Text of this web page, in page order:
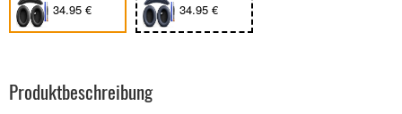
34.95 € 34.95 €
Produktbeschreibung